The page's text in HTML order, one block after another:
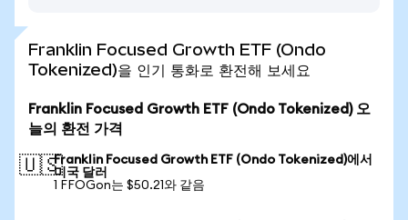
Franklin Focused Growth ETF (Ondo
Tokenized)을 인기 통화로 환전해 보세요
Franklin Focused Growth ETF (Ondo Tokenized) 오
늘의 환전 가격
🇺🇸Franklin Focused Growth ETF (Ondo Tokenized)에서
미국 달러
1 FFOGon는 $50.21와 같음